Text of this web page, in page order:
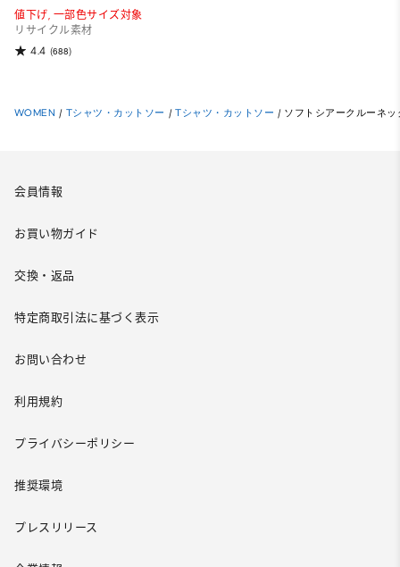
値下げ, 一部色サイズ対象
リサイクル素材
4.4 (688)
WOMEN / Tシャツ・カットソー / Tシャツ・カットソー / ソフトシアークルーネッ
会員情報
お買い物ガイド
交換・返品
特定商取引法に基づく表示
お問い合わせ
利用規約
プライバシーポリシー
推奨環境
プレスリリース